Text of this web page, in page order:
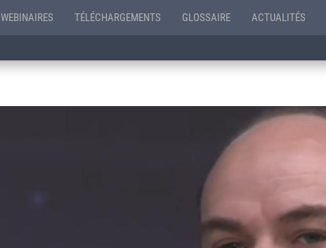
WEBINAIRES TÉLÉCHARGEMENTS GLOSSAIRE ACTUALITÉS